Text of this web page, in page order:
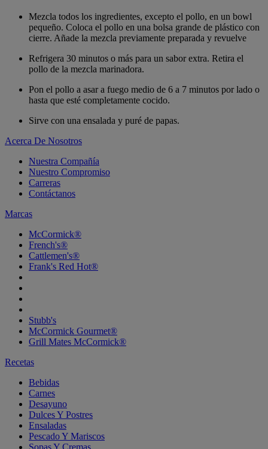
Mezcla todos los ingredientes, excepto el pollo, en un bowl
pequeño. Coloca el pollo en una bolsa grande de plástico con
cierre. Añade la mezcla previamente preparada y revuelve
Refrigera 30 minutos o más para un sabor extra. Retira el
pollo de la mezcla marinadora.
Pon el pollo a asar a fuego medio de 6 a 7 minutos por lado o
hasta que esté completamente cocido.
Sirve con una ensalada y puré de papas.
Acerca De Nosotros
Nuestra Compañía
Nuestro Compromiso
Carreras
Contáctanos
Marcas
McCormick®
French's®
Cattlemen's®
Frank's Red Hot®
Stubb's
McCormick Gourmet®
Grill Mates McCormick®
Recetas
Bebidas
Carnes
Desayuno
Dulces Y Postres
Ensaladas
Pescado Y Mariscos